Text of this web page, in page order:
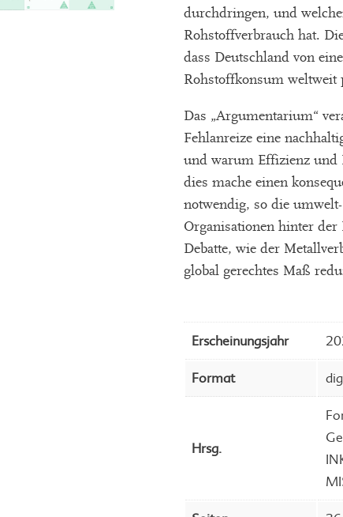
durchdringen, und
Rohstoffverbrauch hat.
dass Deutschland von
Rohstoffkonsum weltweit
Das „Argumentarium“
Fehlanreize eine
und warum Effizienz und
dies mache einen
notwendig, so die
Organisationen hinter
Debatte, wie der
global gerechtes Maß
Erscheinungsjahr
Format
Hrsg.